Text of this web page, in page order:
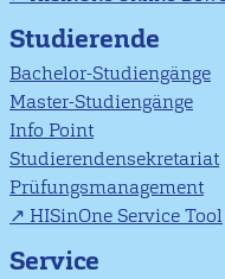
Studierende
Bachelor-Studiengänge
Master-Studiengänge
Info Point
Studierendensekretariat
Prüfungsmanagement
HISinOne Service Tool
Service